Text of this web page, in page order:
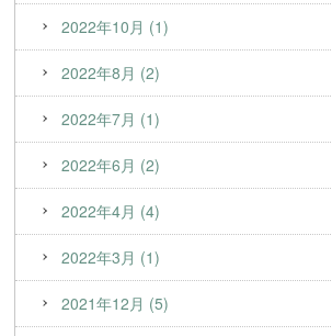
2022年10月 (1)
2022年8月 (2)
2022年7月 (1)
2022年6月 (2)
2022年4月 (4)
2022年3月 (1)
2021年12月 (5)